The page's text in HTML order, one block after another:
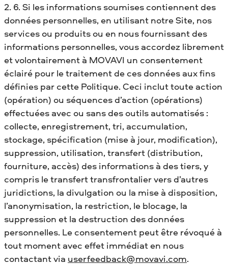
2. 6. Si les informations soumises contiennent des
données personnelles, en utilisant notre Site, nos
services ou produits ou en nous fournissant des
informations personnelles, vous accordez librement
et volontairement à MOVAVI un consentement
éclairé pour le traitement de ces données aux fins
définies par cette Politique. Ceci inclut toute action
(opération) ou séquences d’action (opérations)
effectuées avec ou sans des outils automatisés :
collecte, enregistrement, tri, accumulation,
stockage, spécification (mise à jour, modification),
suppression, utilisation, transfert (distribution,
fourniture, accès) des informations à des tiers, y
compris le transfert transfrontalier vers d’autres
juridictions, la divulgation ou la mise à disposition,
l’anonymisation, la restriction, le blocage, la
suppression et la destruction des données
personnelles. Le consentement peut être révoqué à
tout moment avec effet immédiat en nous
contactant via userfeedback@movavi.com.